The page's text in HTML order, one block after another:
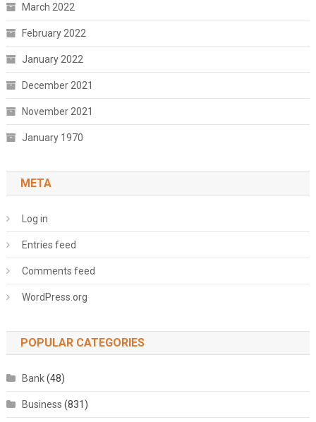
March 2022
February 2022
January 2022
December 2021
November 2021
January 1970
META
Log in
Entries feed
Comments feed
WordPress.org
POPULAR CATEGORIES
Bank(48)
Business (831)